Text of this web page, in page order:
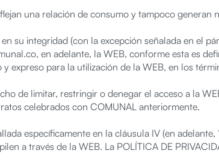
una relación de consumo y tampoco generan
su integridad (con la excepción señalada en el
en adelante, la WEB, conforme esta es
expreso para la utilización de la WEB, en los
de limitar, restringir o denegar el acceso a la
celebrados con COMUNAL anteriormente.
específicamente en la cláusula IV (en
a través de la WEB. La POLÍTICA DE